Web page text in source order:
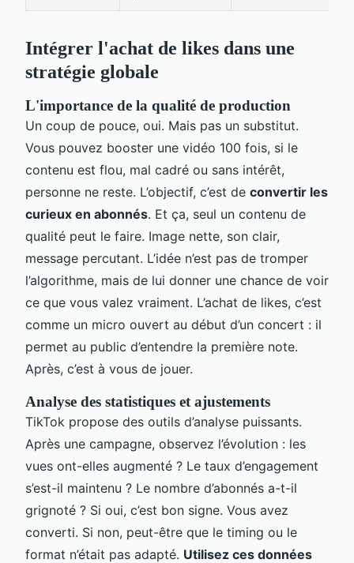
Intégrer l'achat de likes dans une
stratégie globale
L'importance de la qualité de production
Un coup de pouce, oui. Mais pas un substitut.
Vous pouvez booster une vidéo 100 fois, si le
contenu est flou, mal cadré ou sans intérêt,
personne ne reste. L’objectif, c’est de convertir les
curieux en abonnés. Et ça, seul un contenu de
qualité peut le faire. Image nette, son clair,
message percutant. L’idée n’est pas de tromper
l’algorithme, mais de lui donner une chance de voir
ce que vous valez vraiment. L’achat de likes, c’est
comme un micro ouvert au début d’un concert : il
permet au public d’entendre la première note.
Après, c’est à vous de jouer.
Analyse des statistiques et ajustements
TikTok propose des outils d’analyse puissants.
Après une campagne, observez l’évolution : les
vues ont-elles augmenté ? Le taux d’engagement
s’est-il maintenu ? Le nombre d’abonnés a-t-il
grignoté ? Si oui, c’est bon signe. Vous avez
converti. Si non, peut-être que le timing ou le
format n’était pas adapté. Utilisez ces données